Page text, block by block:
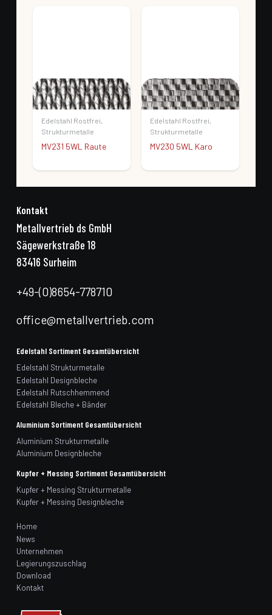
Edelstahl Rostfrei
Strukturmetalle
MV231 5WL Raute
Edelstahl Rostfrei
Strukturmetalle
MV230 5WL Karo
Kontakt
Metallvertrieb ds GmbH
Sägewerkstraße 18
83416 Surheim
+49-(0)8654-778710
office@metallvertrieb.com
Edelstahl Sortiment Gesamtübersicht
Edelstahl Strukturmetalle
Edelstahl Designbleche
Edelstahl Rutschhemmend
Edelstahl Bleche + Bänder
Aluminium Sortiment Gesamtübersicht
Aluminium Strukturmetalle
Aluminium Designbleche
Kupfer + Messing Sortiment Gesamtübersicht
Kupfer + Messing Strukturmetalle
Kupfer + Messing Designbleche
Home
News
Unternehmen
Legierungszuschlag
Download
Kontakt